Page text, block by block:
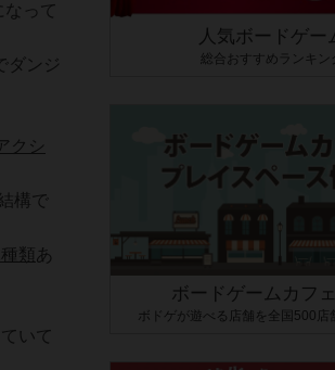
なって
ダンジ
クシ
構で
類 あ
いて
人気ボードゲー
総合おすすめランキン
ボードゲームカフ
ボドゲが遊べる店舗を全国500店